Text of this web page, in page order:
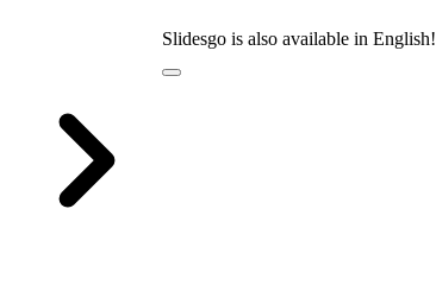
Slidesgo is also available in English!